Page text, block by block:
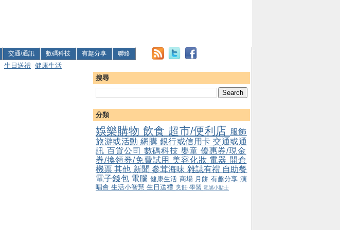
交通/通訊 數碼科技 有趣分享 聯絡
生日送禮 健康生活
搜尋
分類
娛樂購物 飲食 超市/便利店 服飾
旅游或活動 網購 銀行或信用卡 交通或通
訊 百貨公司 數碼科技 嬰童 優惠券/現金
券/換領券/免費試用 美容化妝 電器 開倉
機票其他 新聞參茸海味 雜誌有禮 自助餐
電子錢包 電腦 健康生活 商場 月餅 有趣分享 演
唱會 生活小智慧 生日送禮 烹飪 學習 電腦小貼士